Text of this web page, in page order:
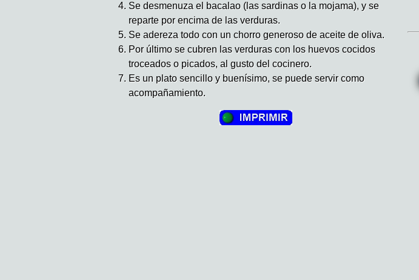
Se desmenuza el bacalao (las sardinas o la mojama), y se
reparte por encima de las verduras.
Se adereza todo con un chorro generoso de aceite de oliva.
Por último se cubren las verduras con los huevos cocidos
troceados o picados, al gusto del cocinero.
Es un plato sencillo y buenísimo, se puede servir como
acompañamiento.